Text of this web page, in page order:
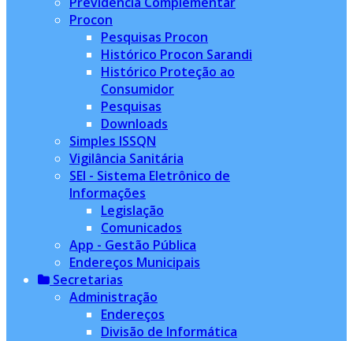
Procon
Pesquisas Procon
Histórico Procon Sarandi
Histórico Proteção ao
Consumidor
Pesquisas
Downloads
Simples ISSQN
Vigilância Sanitária
SEI - Sistema Eletrônico de
Informações
Legislação
Comunicados
App - Gestão Pública
Endereços Municipais
Secretarias
Administração
Endereços
Divisão de Informática